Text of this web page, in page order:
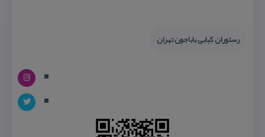
رستوران كبابی باباجون تهران